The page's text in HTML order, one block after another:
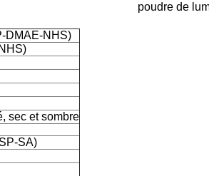
poudre de
DMAE-NHS)
sec et sombre
SA)